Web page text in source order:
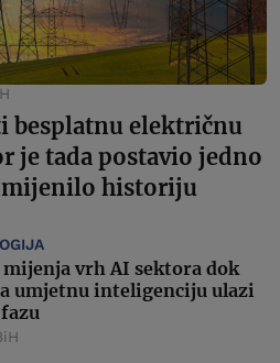
besplatnu električnu
je tada postavio jedno
historiju
mijenja vrh AI sektora dok
umjetnu inteligenciju ulazi